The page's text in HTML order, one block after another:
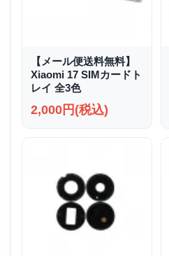
【メール便送料無料】
Xiaomi 17 SIMカードト
レイ 全3色
2,000円(税込)